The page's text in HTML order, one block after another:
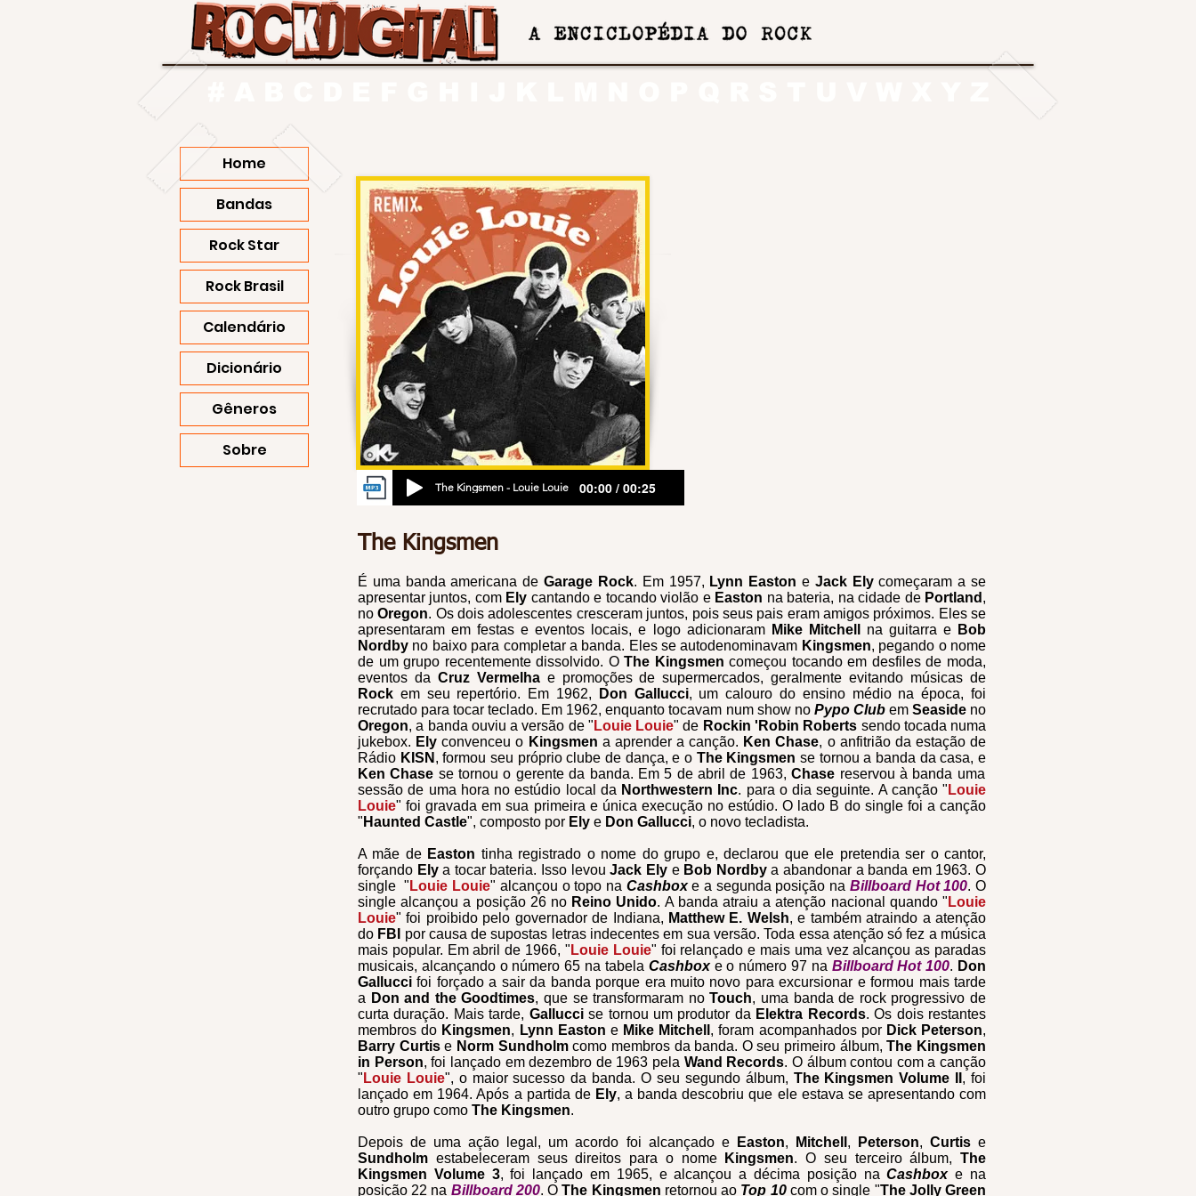
The Kingsmen - Louie Louie 00:00 / 00:25
The Kingsmen
É uma banda americana deGarage Rock. Em 1957, Lynn Easton e Jack Elycomeçaram a se
apresentar juntos, com Ely cantando e tocando violão e Easton na bateria, na cidade de Portland ,
noOregon. Os dois adolescentes cresceram juntos, pois seus pais eram amigos próximos. Eles se
apresentaram em festas e eventos locais, e logo adicionaram Mike Mitchell na guitarra e Bob
Nordby no baixo para completar a banda. Eles se autodenominavam Kingsmen, pegando o nome
de um grupo recentemente dissolvido. OThe Kingsmen começou tocando em desfiles de moda,
eventos da Cruz Vermelhae promoções de supermercados, geralmente evitando músicas de
Rock em seu repertório. Em 1962, Don Gallucci, um calouro do ensino médio na época, foi
recrutado para tocar teclado. Em 1962, enquanto tocavam num show no Pypo Club em Seaside no
Oregon, a banda ouviu a versão de " Louie Louie" de Rockin 'Robin Roberts sendo tocada numa
jukebox. Elyconvenceu o Kingsmen a aprender a canção. Ken Chase, o anfitrião da estação de
Rádio KISN , formou seu próprio clube de dança, e o The Kingsmen se tornou a banda da casa, e
Ken Chase se tornou o gerente da banda. Em 5 de abril de 1963,Chase reservou à banda uma
sessão de uma hora no estúdio local da Northwestern Inc. para o dia seguinte. A canção " Louie
Louie" foi gravada em sua primeira e única execução no estúdio.O lado B do single foi a canção
" Haunted Castle", composto por Ely e Don Gallucci, o novo tecladista.
A mãe de Easton tinha registrado o nome do grupo e, declarou que ele pretendia ser o cantor,
forçando Elya tocar bateria. Isso levouJack Ely e Bob Nordbya abandonar a banda em 1963. O
single " Louie Louie" alcançou o topo na Cashboxe a segunda posição na Billboard Hot 100. O
single alcançou a posição 26 no Reino Unido. A banda atraiu a atenção nacional quando " Louie
Louie" foi proibido pelo governador de Indiana, Matthew E. Welsh, e também atraindo a atenção
do FBI
por causa de supostas letras indecentes em sua versão. Toda essa atenção só fez a música
mais popular. Em abril de 1966, " Louie Louie" foi relançado e mais uma vez alcançou as paradas
musicais, alcançando o número 65 na tabela Cashbox e o número 97 na Billboard Hot 100. Don
Galluccifoi forçado a sair da banda porque era muito novo para excursionar e formou mais tarde
a Don and the Goodtimes, que se transformaram noTouch, uma banda de rock progressivo de
curta duração. Mais tarde, Galluccise tornou um produtor da Elektra Records. Os dois restantes
membros do Kingsmen, Lynn Easton e Mike Mitchell , foram acompanhados por Dick Peterson,
Barry Curtise Norm Sundholmcomo membros da banda. O seu primeiro álbum,The Kingsmen
in Person, foi lançado em dezembro de 1963 pela Wand Records. O álbum contou com a canção
" Louie Louie", o maior sucesso da banda.O seu segundo álbum, The Kingsmen Volume II , foi
lançado em 1964. Após a partida de Ely, a banda descobriu que ele estava se apresentando com
outro grupo como The Kingsmen.
Depois de uma ação legal, um acordo foi alcançado e Easton, Mitchell , Peterson, Curtise
Sundholm estabeleceram seus direitos para o nome Kingsmen. O seu terceiro álbum, The
Kingsmen Volume 3, foi lançado em 1965, e alcançou a décima posição naCashboxe na
posição 22 na Billboard 200. OThe Kingsmen retornou ao Top 10com o single "The Jolly Green
Home
Bandas
Rock Star
Rock Brasil
Calendário
Dicionário
Gêneros
Sobre